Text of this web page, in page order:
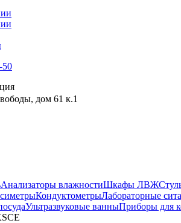
50
дом 61 к.1
Анализаторы влажностиШкафы ЛВЖ
КондуктометрыЛабораторные сита
Ультразвуковые ванныПриборы для